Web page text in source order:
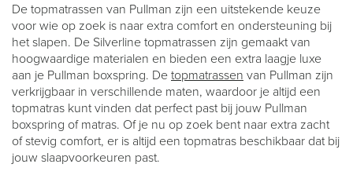
De topmatrassen van Pullman zijn een uitstekende keuze
voor wie op zoek is naar extra comfort en ondersteuning bij
het slapen. De Silverline topmatrassen zijn gemaakt van
hoogwaardige materialen en bieden een extra laagje luxe
aan je Pullman boxspring. Detopmatrassen van Pullman zijn
verkrijgbaar in verschillende maten, waardoor je altijd een
topmatras kunt vinden dat perfect past bij jouw Pullman
boxspring of matras. Of je nu op zoek bent naar extra zacht
of stevig comfort, er is altijd een topmatras beschikbaar dat bij
jouw slaapvoorkeuren past.